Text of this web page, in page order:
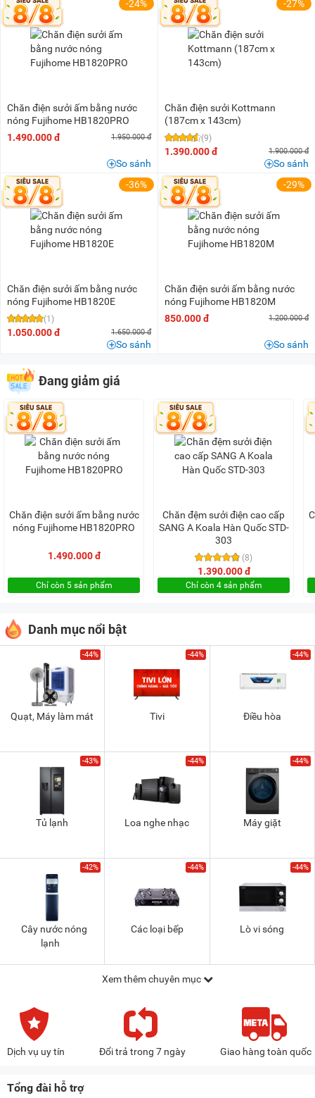
500K - 1 triệu
1 triệu - 1,5 triệu
1,5 triệu - 2 triệu (1)
-24%
Chăn điện sưởi ấm bằng nước
nóng Fujihome HB1820PRO
1.490.000 đ
1.950.000 đ
So sánh
-27%
Chăn điện sưởi Kottmann
(187cm x 143cm)
(9)
1.390.000 đ 1.900.000 đ
So sánh
-36%
Chăn điện sưởi ấm bằng nước
nóng Fujihome HB1820E
(1)
1.050.000 đ 1.650.000 đ
So sánh
-29%
Chăn điện sưởi ấm bằng nước
nóng Fujihome HB1820M
850.000 đ
1.200.000 đ
So sánh
Đang giảm giá
Chăn điện sưởi ấm bằng nước
nóng Fujihome HB1820PRO
1.490.000 đ
Chỉ còn 5 sản phẩm
Chăn đệm sưởi điện cao cấp
SANG A Koala Hàn Quốc STD-
303
(8)
1.390.000 đ
Chỉ còn 4 sản phẩm
Danh mục nổi bật
-44%
Quạt, Máy làm mát
-44%
Tivi
-44%
Điều hòa
-43%
Tủ lạnh
-44%
Loa nghe nhạc
-44%
Máy giặt
-42%
Cây nước nóng
lạnh
-44%
Các loại bếp
-44%
Lò vi sóng
Xem thêm chuyên mục
Dịch vụ uy tín Đổi trả trong 7 ngày Giao hàng toàn quốc
Tổng đài hỗ trợ